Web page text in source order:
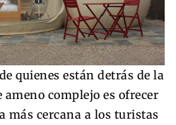
quienes están detrás de la
complejo es ofrecer
más cercana a los turistas